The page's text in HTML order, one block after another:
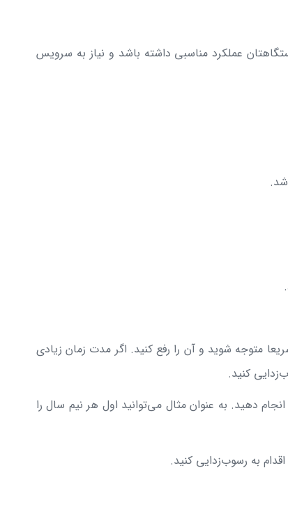
عملکرد مناسبی داشته باشد و نیاز به سرویس
متوجه شوید و آن را رفع کنید. اگر مدت زمان زیادی
کنید.
دهید. به عنوان مثال می‌توانید اول هر نیم سال را
به رسوب‌زدایی کنید.